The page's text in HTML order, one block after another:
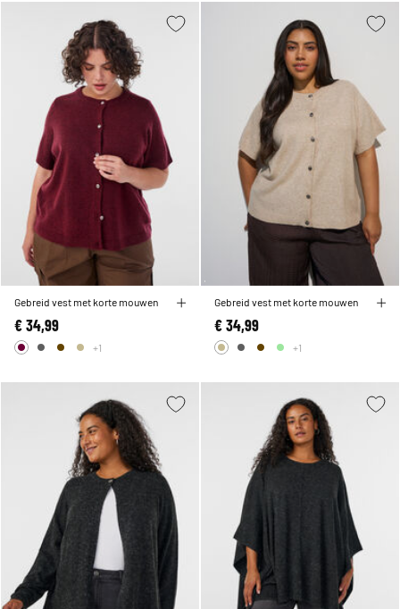
Gebreid vest met korte mouwen
€ 34,99
+1
Gebreid vest met korte mouwen
€ 34,99
+1